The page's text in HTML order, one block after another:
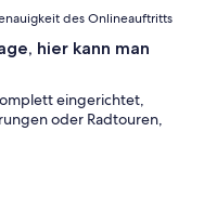
des Onlineauftritts
hier kann man
eingerichtet,
oder Radtouren,